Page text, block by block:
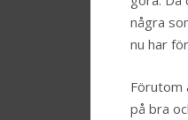
några
nu har
Förutom
på bra